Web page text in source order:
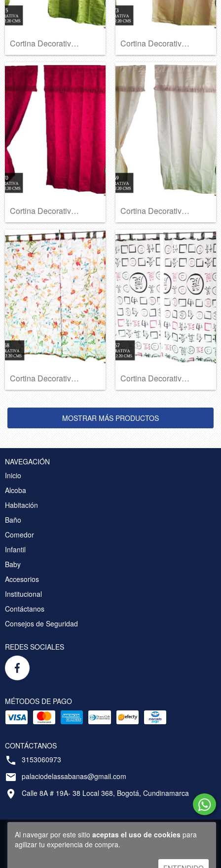
Al navegar por este sitio aceptas el uso de cookies para
agilizar tu experiencia de compra.
Cortina Decorativa Ref A-373 Cortina Decorativa Ref A-372
Cortina Decorativa Ref A-370 Cortina Decorativa Ref A-369
Cortina Decorativa Ref A-368 Cortina Decorativa Ref A-367
MOSTRAR MÁS PRODUCTOS
NAVEGACIÓN
Inicio
Alcoba
Habitación
Baño
Comedor
Infantil
Baby
Accesorios
Institucional
Contáctanos
Consejos de Seguridad
REDES SOCIALES
MÉTODOS DE PAGO
CONTÁCTANOS
3153060973
palaciodelassabanas@gmail.com
Calle 8A # 19A- 38 Local 368, Bogotá, Cundinamarca
Copyright Palacio de las Sábanas - Bogotá, Colombia - 2026. Todos los derechos